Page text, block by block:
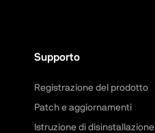
Supporto
Registrazione del prodotto
Patch e aggiornamenti
Istruzione di disinstallazione